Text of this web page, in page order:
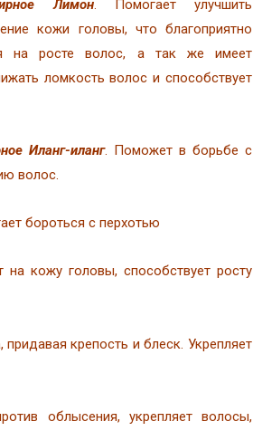
Лимон. Помогает улучшить
кожи головы, что благоприятно
на росте волос, а так же имеет
ломкость волос и способствует
Иланг-иланг. Поможет в борьбе с
волос.
бороться с перхотью
на кожу головы, способствует росту
крепость и блеск. Укрепляет
облысения, укрепляет волосы,